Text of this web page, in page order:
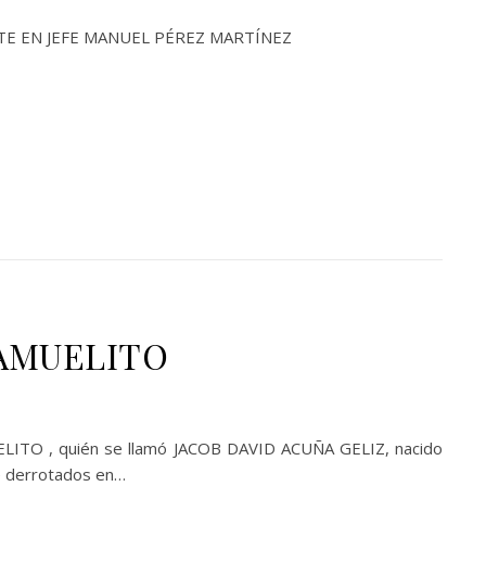
EN JEFE MANUEL PÉREZ MARTÍNEZ
, quién se llamó JACOB DAVID ACUÑA GELIZ, nacido
derrotados en…